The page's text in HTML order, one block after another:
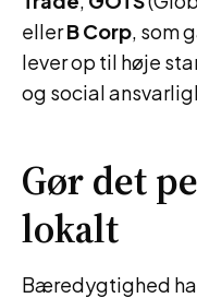
ellerB Corp, som
lever op til høje
og social
Gør det
lokalt
Bæredygtighed